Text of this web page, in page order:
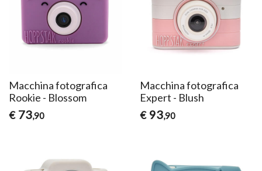
Macchina fotografica
Rookie - Blossom
€ 73,90
Macchina fotografica
Expert - Blush
€ 93,90